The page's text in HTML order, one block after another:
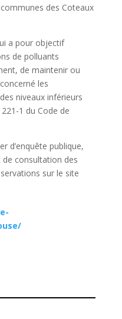
des Coteaux
a pour objectif
de polluants
de maintenir ou
les
niveaux inférieurs
1 du Code de
d’enquête publique,
consultation des
sur le site